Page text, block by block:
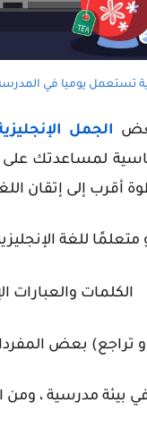
تستعمل يوميا في
الجمل
لمساعدتك على
أقرب إلى إتقان
للغة
الكلمات والعبارات
تراجع) بعض
بيئة مدرسية ،